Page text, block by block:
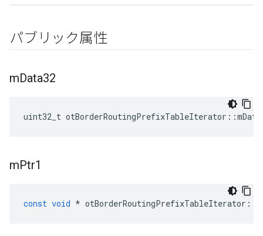
パブリック属性
mData32
uint32_t otBorderRoutingPrefixTableIterator ::
mPtr1
const void * otBorderRoutingPrefixTableIterator ::